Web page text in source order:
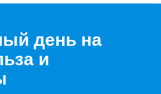
день на
и